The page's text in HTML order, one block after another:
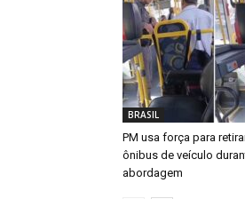
BRASIL
PM usa força para
ônibus de veículo
abordagem